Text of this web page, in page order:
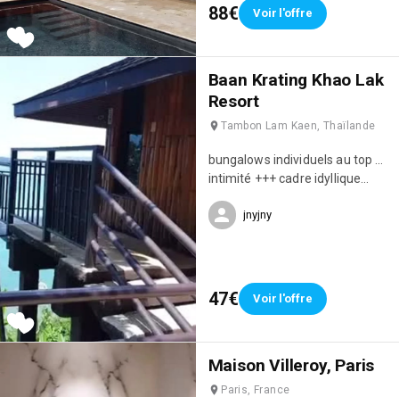
88€ Voir l'offre
Baan Krating Khao Lak
Resort
Tambon Lam Kaen, Thaïlande
bungalows individuels au top …
intimité +++ cadre idyllique
dormir avec le bruit des vagues
…
jnyjny
47€ Voir l'offre
Maison Villeroy, Paris
Paris, France